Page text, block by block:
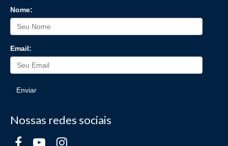
Nome:
Email:
Enviar
Nossas redes sociais